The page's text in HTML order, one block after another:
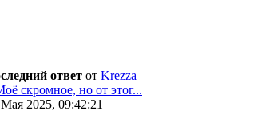
ответ от Krezza
скромное, но от этог...
2025, 09:42:21